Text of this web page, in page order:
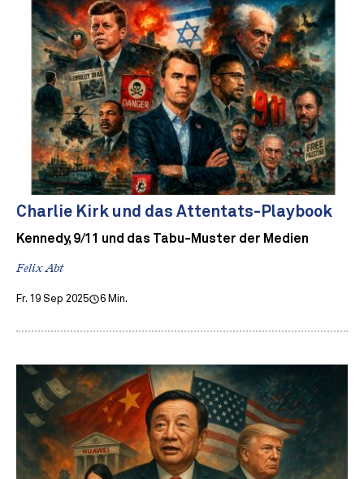
Charlie Kirk und das Attentats-Playbook
Kennedy, 9/11 und das Tabu-Muster der Medien
Felix Abt
Fr. 19 Sep 2025 6 Min.